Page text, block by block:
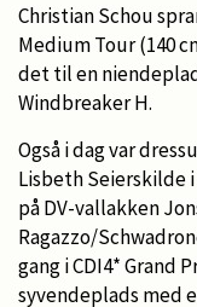
Christian Schou
Medium Tour (140
det til en
Windbreaker H.
Også i dag var
Lisbeth Seierskilde
på DV-vallakken
Ragazzo/
gang i CDI4* Grand
syvendeplads med